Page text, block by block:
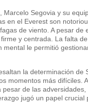
Segovia y su
en el Everest son
de viento. A pesar de
y centrada. La falta
le permitió
la determinación de
momentos más difíciles.
de las
jugó un papel crucial